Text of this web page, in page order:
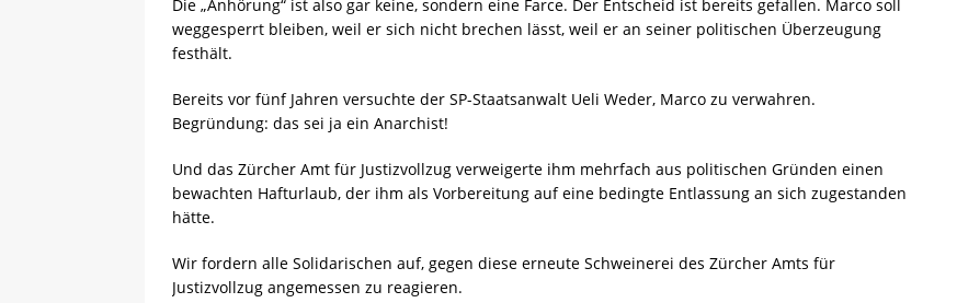
Die „Anhörung“ ist also gar keine, sondern eine Farce. Der Entscheid ist bereits gefallen. Marco soll
weggesperrt bleiben, weil er sich nicht brechen lässt, weil er an seiner politischen Überzeugung
festhält.
Bereits vor fünf Jahren versuchte der SP-Staatsanwalt Ueli Weder, Marco zu verwahren.
Begründung: das sei ja ein Anarchist!
Und das Zürcher Amt für Justizvollzug verweigerte ihm mehrfach aus politischen Gründen einen
bewachten Hafturlaub, der ihm als Vorbereitung auf eine bedingte Entlassung an sich zugestanden
hätte.
Wir fordern alle Solidarischen auf, gegen diese erneute Schweinerei des Zürcher Amts für
Justizvollzug angemessen zu reagieren.